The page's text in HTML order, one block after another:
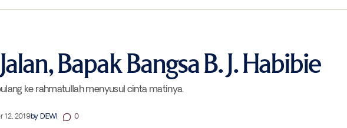
Bapak Bangsa B. J. Habibie
ke rahmatullah menyusul cinta matinya.
12, 2019by DEWI 0